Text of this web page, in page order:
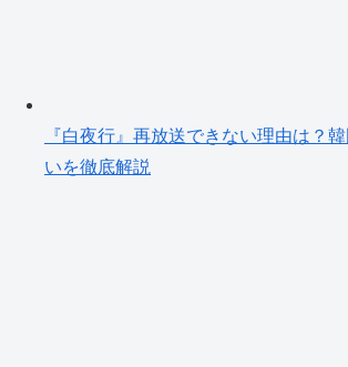
『白夜行』再放送できない理由は？
いを徹底解説